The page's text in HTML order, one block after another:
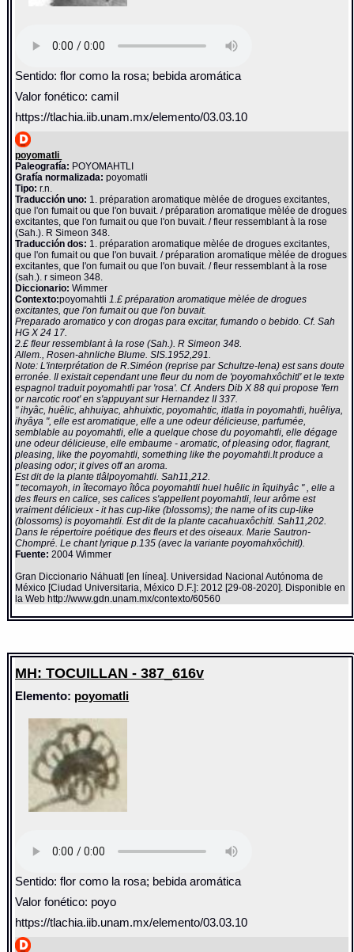
Sentido: flor como la rosa; bebida aromática
Valor fonético: camil
https://tlachia.iib.unam.mx/elemento/03.03.10
poyomatli
Paleografía: POYOMAHTLI
Grafía normalizada: poyomatli
Tipo: r.n.
Traducción uno: 1. préparation aromatique mèlée de drogues excitantes,
que l'on fumait ou que l'on buvait. / préparation aromatique mèlée de drogues
excitantes, que l'on fumait ou que l'on buvait. / fleur ressemblant à la rose
(Sah.). R Simeon 348.
Traducción dos: 1. préparation aromatique mèlée de drogues excitantes,
que l'on fumait ou que l'on buvait. / préparation aromatique mèlée de drogues
excitantes, que l'on fumait ou que l'on buvait. / fleur ressemblant à la rose
(sah.). r simeon 348.
Diccionario:Wimmer
Contexto:poyomahtli1.£ préparation aromatique mèlée de drogues
excitantes, que l'on fumait ou que l'on buvait.
Preparado aromatico y con drogas para excitar, fumando o bebido. Cf. Sah
HG X 24 17.
2.£ fleur ressemblant à la rose (Sah.). R Simeon 348.
Allem., Rosen-ahnliche Blume. SIS.1952,291.
Note: L'interprétation de R.Siméon (reprise par Schultze-Iena) est sans doute
erronée. Il existait cependant une fleur du nom de 'poyomahxôchitl' et le texte
espagnol traduit poyomahtli par 'rosa'. Cf. Anders Dib X 88 qui propose 'fern
or narcotic root' en s'appuyant sur Hernandez II 337.
" ihyâc, huêlic, ahhuiyac, ahhuixtic, poyomahtic, itlatla in poyomahtli, huêliya,
ihyâya ", elle est aromatique, elle a une odeur délicieuse, parfumée,
semblable au poyomahtli, elle a quelque chose du poyomahtli, elle dégage
une odeur délicieuse, elle embaume - aromatic, of pleasing odor, flagrant,
pleasing, like the poyomahtli, something like the poyomahtli.It produce a
pleasing odor; it gives off an aroma.
Est dit de la plante tlâlpoyomahtli. Sah11,212.
" tecomayoh, in îtecomayo îtôca poyomahtli huel huêlic in îquihyâc " , elle a
des fleurs en calice, ses calices s'appellent poyomahtli, leur arôme est
vraiment délicieux - it has cup-like (blossoms); the name of its cup-like
(blossoms) is poyomahtli. Est dit de la plante cacahuaxôchitl. Sah11,202.
Dans le répertoire poétique des fleurs et des oiseaux. Marie Sautron-
Chompré. Le chant lyrique p.135 (avec la variante poyomahxôchitl).
Fuente: 2004 Wimmer
Gran Diccionario Náhuatl [en línea]. Universidad Nacional Autónoma de
México [Ciudad Universitaria, México D.F.]: 2012 [29-08-2020]. Disponible en
la Web http://www.gdn.unam.mx/contexto/60560
MH: TOCUILLAN - 387_616v
Elemento: poyomatli
Sentido: flor como la rosa; bebida aromática
Valor fonético: poyo
https://tlachia.iib.unam.mx/elemento/03.03.10